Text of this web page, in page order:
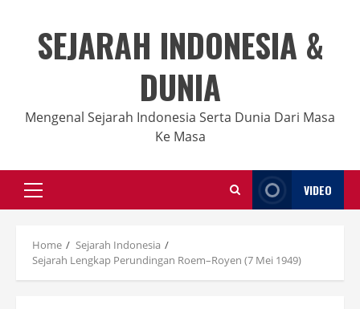
contentSEJARAH INDONESIA &
DUNIA
Mengenal Sejarah Indonesia Serta Dunia Dari Masa
Ke Masa
Primary
Menu
VIDEO
Home
Sejarah Indonesia
Sejarah Lengkap Perundingan Roem–Royen (7 Mei 1949)